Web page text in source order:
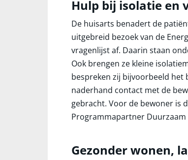
Hulp bij isolatie en
De huisarts benadert de
uitgebreid bezoek van de
vragenlijst af. Daarin staan
Ook brengen ze kleine
bespreken zij bijvoorbeeld
naderhand contact met de
gebracht. Voor de bewoner is
Programmapartner Duurzaam
Gezonder wonen,